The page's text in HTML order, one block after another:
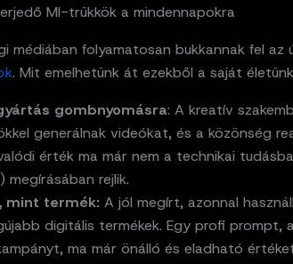
MI-trükkök a mindennapokra
médiában folyamatosan bukkannak fel az
. Mit emelhetünk át ezekből a saját
gombnyomásra: A kreatív
generálnak videókat, és a közönség
érték ma már nem a technikai
megírásában rejlik.
mint termék: A jól megírt, azonnal
digitális termékek. Egy profi prompt,
ma már önálló és eladható